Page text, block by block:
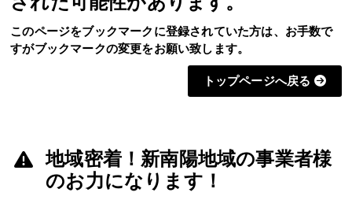
このページをブックマークに登録されていた方は、お手数で
すがブックマークの変更をお願い致します。
トップページへ戻る
地域密着！新南陽地域の事業者様
のお力になります！